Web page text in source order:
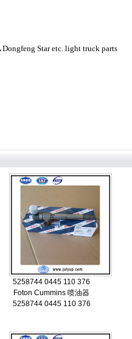
Star etc. light truck parts
5258744 0445 110 376
Foton Cummins 喷油器
5258744 0445 110 376